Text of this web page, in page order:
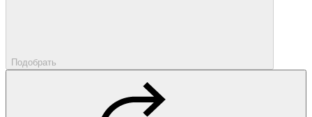
Подобрать